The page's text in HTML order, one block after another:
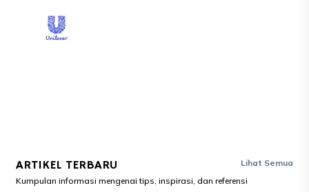
ARTIKEL TERBARU
Lihat Semua
Kumpulan informasi mengenai tips, inspirasi, dan referensi